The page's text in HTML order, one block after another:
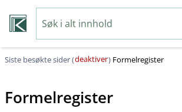
Siste besøkte sider (deaktiver) Formelregister
Formelregister